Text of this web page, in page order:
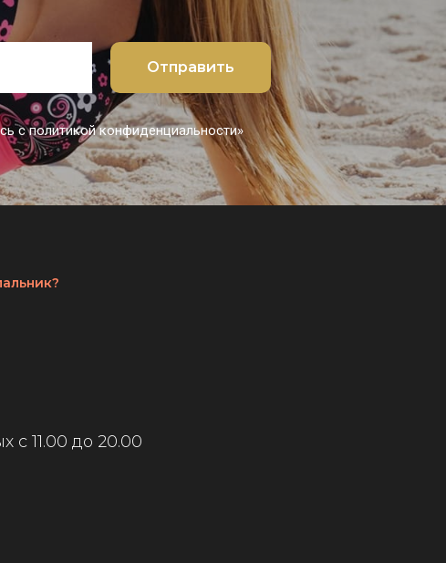
Отправить
c политикой конфиденциальности»
11.00 до 20.00